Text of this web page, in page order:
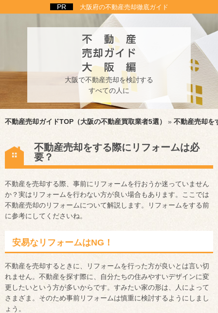
大阪府の不動産売却徹底ガイド
大阪で不動産売却を検討する
すべての人に
不動産売却ガイドTOP（大阪の不動産買取業者5選） » 不動産売却を
不動産売却をする際にリフォームは必
要？
不動産を売却する際、事前にリフォームを行おうか迷っていません
か？実はリフォームを行わない方が良い場合もあります。ここでは
不動産売却のリフォームについて解説します。リフォームをする前
に参考にしてくださいね。
安易なリフォームはNG！
不動産を売却するときに、リフォームを行った方が良いとは言い切
れません。不動産を探す際に、自分たちの住みやすいデザインに変
更したいという方が多いからです。すみたい家の形は、人によって
さまざま。そのため事前リフォームは慎重に検討するようにしまし
ょう。